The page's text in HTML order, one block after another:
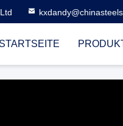
STARTSEITE